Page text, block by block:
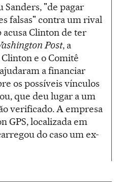
"de pagar
falsas" contra um rival
Clinton de ter
Post, a
e o Comitê
a financiar
os possíveis vínculos
que deu lugar a um
verificado. A empresa
GPS, localizada em
do caso um ex-